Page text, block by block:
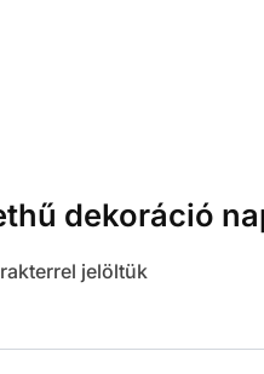
dekoráció
jelöltük